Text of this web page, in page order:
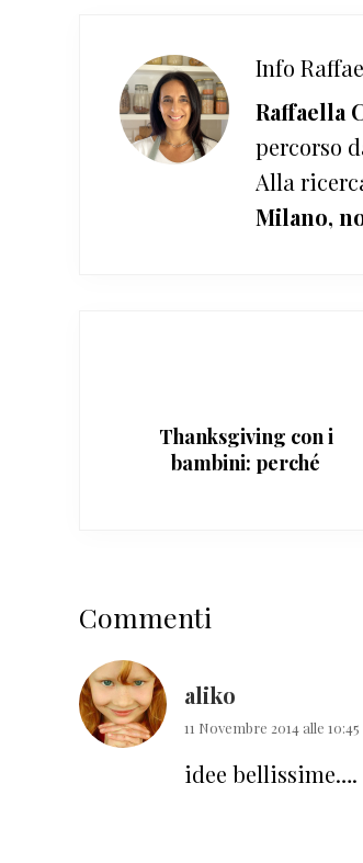
Info
Raffaella
percorso
Alla
Milano,
Thanksgiving con i
bambini: perché
del
lettore
Commenti
aliko
11 Novembre 2014 alle 10:45
idee bellissime….